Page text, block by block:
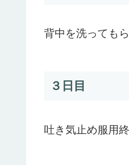
背中を洗っても
３日目
吐き気止め服用終